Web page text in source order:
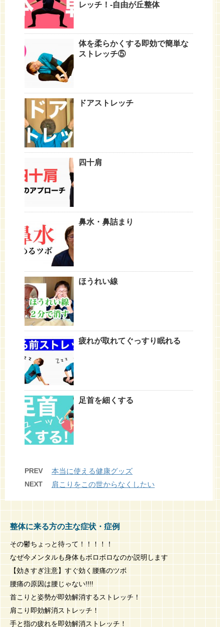
レッチ！-自由が丘整体
体を柔らかくする即効で簡単な
ストレッチ⑤
ドアストレッチ
四十肩
鼻水・鼻詰まり
ほうれい線
疲れが取れてぐっすり眠れる
足首を細くする
PREV 本当に使える健康グッズ
NEXT 肩こりをこの世からなくしたい
整体に来る方の主な症状・症例
その鬱ちょっと待って！！！！！
なぜ今メンタルも身体もボロボロなのか説明します
【効きすぎ注意】すぐ効く腰痛のツボ
腰痛の原因は腰じゃない!!!!
首こりと姿勢が即効解消するストレッチ！
肩こり即効解消ストレッチ！
手と指の疲れを即効解消ストレッチ！